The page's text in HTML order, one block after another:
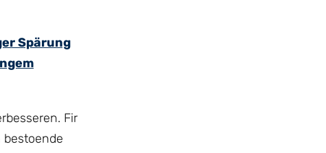
Spärung
Fir
bestoende